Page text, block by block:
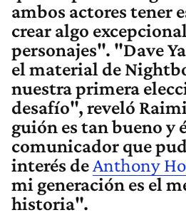
ambos actores tener
crear algo
personajes". "Dave
el material de
nuestra primera
desafío", reveló
guión es tan bueno y
comunicador que
interés deAnthony
mi generación es el
historia".